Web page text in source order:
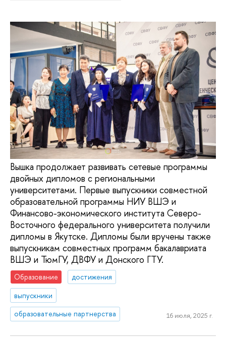
Вышка продолжает развивать сетевые программы
двойных дипломов с региональными
университетами. Первые выпускники совместной
образовательной программы НИУ ВШЭ и
Финансово-экономического института Северо-
Восточного федерального университета получили
дипломы в Якутске. Дипломы были вручены также
выпускникам совместных программ бакалавриата
ВШЭ и ТюмГУ, ДВФУ и Донского ГТУ.
Образование
достижения
выпускники
образовательные партнерства
16 июля, 2025 г.